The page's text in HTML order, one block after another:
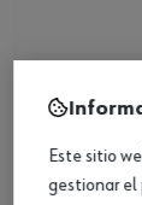
Este sitio
gestionar